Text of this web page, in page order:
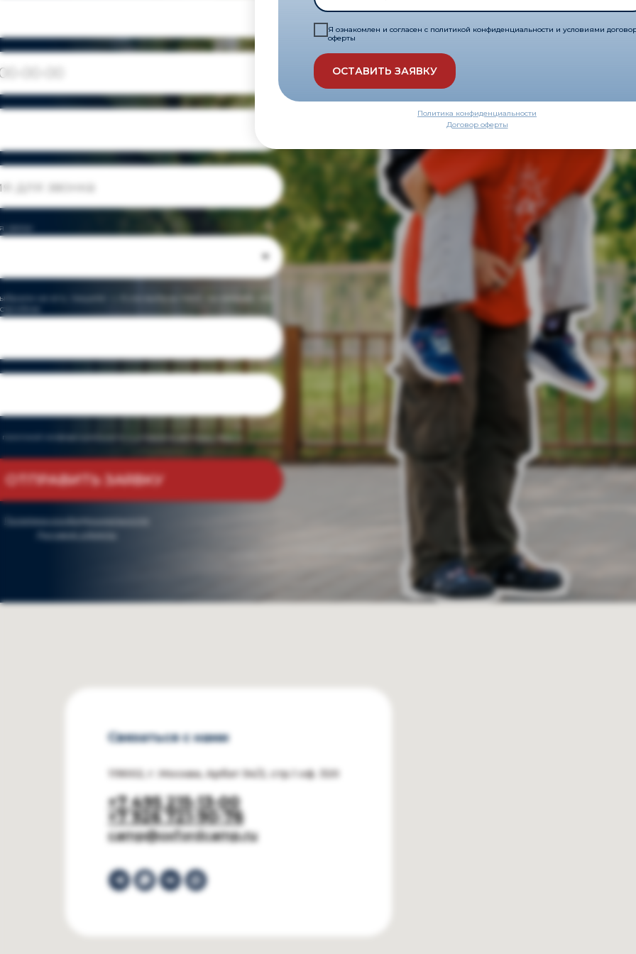
связи
не его, пишите – ). Если выбран MAX: проверьте, что
конфиденциальности и условиями договора оферты
ОТПРАВИТЬ ЗАЯВКУ
Политика конфиденциальности
Договор оферты
Связаться с нами
119002, г. Москва, Арбат 54/2, стр.1 оф. 320
+7 495 215-13-00
+7 926 721-90-76
camp@oxfordcamp.ru
Я ознакомлен и согласен с политикой конфиденциальности и условиями
оферты
ОСТАВИТЬ ЗАЯВКУ
Политика конфиденциальности
Договор оферты